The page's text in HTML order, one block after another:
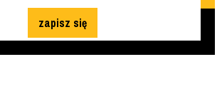
zapisz się